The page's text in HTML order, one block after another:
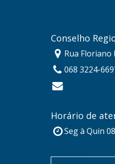
Conselho
Rua Floriano
068 3224-
Horário de
Seg à Quin